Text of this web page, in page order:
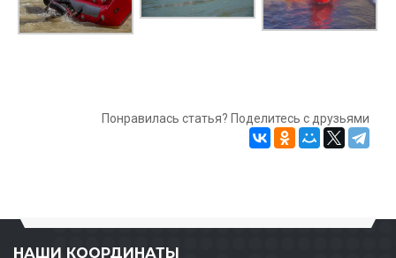
Понравилась статья? Поделитесь с друзьями
НАШИ КООРДИНАТЫ